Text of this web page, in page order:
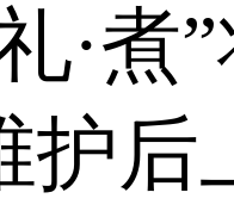
·煮
护后